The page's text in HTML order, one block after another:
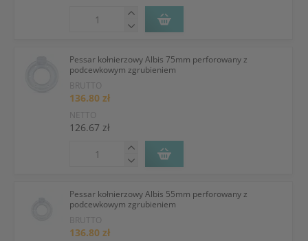
Pessar kołnierzowy Albis 75mm perforowany z
podcewkowym zgrubieniem
BRUTTO
136.80 zł
NETTO
126.67 zł
Pessar kołnierzowy Albis 55mm perforowany z
podcewkowym zgrubieniem
BRUTTO
136.80 zł